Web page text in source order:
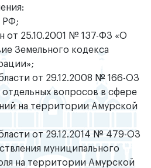
РФ;
от 25.10.2001 № 137-ФЗ «О
Земельного кодекса
от 29.12.2008 № 166-ОЗ
вопросов в сфере
на территории Амурской
от 29.12.2014 № 479-ОЗ
муниципального
на территории Амурской